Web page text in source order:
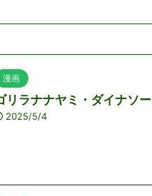
漫画
リラナナヤミ・ダイナソー
2025/5/4